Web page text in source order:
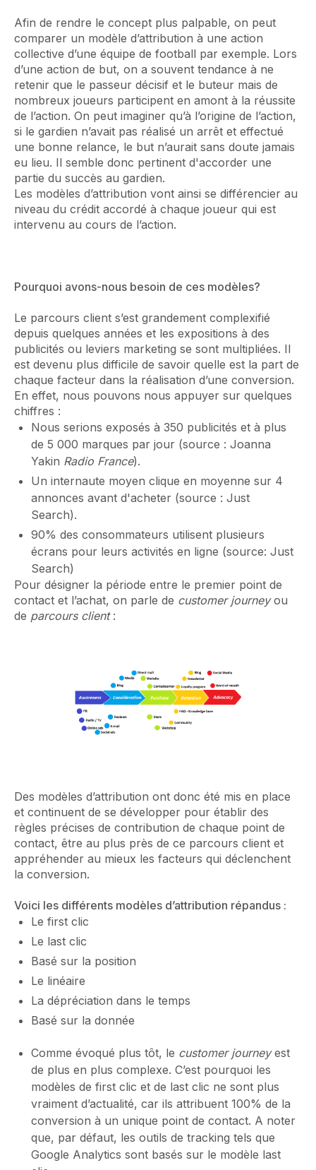
Afin de rendre le concept plus palpable, on peut
comparer un modèle d’attribution à une action
collective d’une équipe de football par exemple. Lors
d’une action de but, on a souvent tendance à ne
retenir que le passeur décisif et le buteur mais de
nombreux joueurs participent en amont à la réussite
de l’action. On peut imaginer qu’à l’origine de l’action,
si le gardien n’avait pas réalisé un arrêt et effectué
une bonne relance, le but n’aurait sans doute jamais
eu lieu. Il semble donc pertinent d'accorder une
partie du succès au gardien.
Les modèles d’attribution vont ainsi se différencier au
niveau du crédit accordé à chaque joueur qui est
intervenu au cours de l’action.
Pourquoi avons-nous besoin de ces modèles?
Le parcours client s’est grandement complexifié
depuis quelques années et les expositions à des
publicités ou leviers marketing se sont multipliées. Il
est devenu plus difficile de savoir quelle est la part de
chaque facteur dans la réalisation d’une conversion.
En effet, nous pouvons nous appuyer sur quelques
chiffres :
Nous serions exposés à 350 publicités et à plus
de 5 000 marques par jour (source : Joanna
Yakin Radio France).
Un internaute moyen clique en moyenne sur 4
annonces avant d'acheter (source : Just
Search).
90% des consommateurs utilisent plusieurs
écrans pour leurs activités en ligne (source: Just
Search)
Pour désigner la période entre le premier point de
contact et l’achat, on parle de customer journeyou
de parcours client:
Des modèles d’attribution ont donc été mis en place
et continuent de se développer pour établir des
règles précises de contribution de chaque point de
contact, être au plus près de ce parcours client et
appréhender au mieux les facteurs qui déclenchent
la conversion.
Voici les différents modèles d’attribution répandus :
Le first clic
Le last clic
Basé sur la position
Le linéaire
La dépréciation dans le temps
Basé sur la donnée
Comme évoqué plus tôt, le customer journeyest
de plus en plus complexe. C’est pourquoi les
modèles de first clic et de last clic ne sont plus
vraiment d’actualité, car ils attribuent 100% de la
conversion à un unique point de contact. A noter
que, par défaut, les outils de tracking tels que
Google Analytics sont basés sur le modèle last